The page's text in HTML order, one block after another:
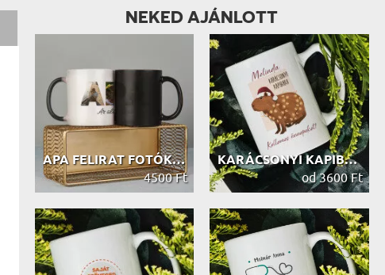
NEKED AJÁNLOTT
APA FELIRAT FOTÓKBÓL - VARÁZSBÖGRE
4500 Ft
KARÁCSONYI KAPIBARA - SZEMÉLYRE SZA...
od 3600 Ft